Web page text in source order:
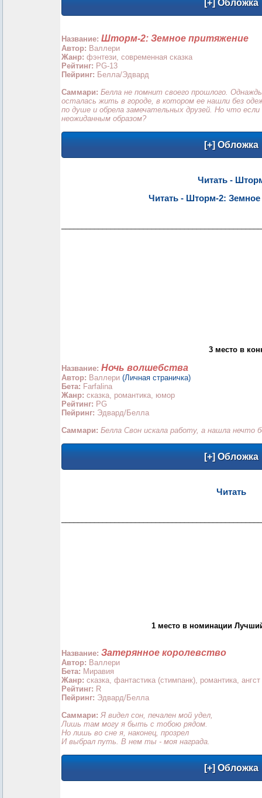
Название: Шторм-2: Земное притяжение
Автор: Валлери
Жанр: фэнтези, современная сказка
Рейтинг: PG-13
Пейринг: Белла/Эдвард
Саммари: Белла не помнит своего прошлого.
осталась жить в городе, в котором ее нашли без
по душе и обрела замечательных друзей. Но что
неожиданным образом?
Читать -
Читать - Шторм-2: Земное
3 место в
Название: Ночь волшебства
Автор: Валлери (Личная страничка)
Бета: Farfalina
Жанр: сказка, романтика, юмор
Рейтинг: PG
Пейринг: Эдвард/Белла
Саммари: Белла Свон искала работу, а нашла нечто
Читать
1 место в номинации
Название: Затерянное королевство
Автор: Валлери
Бета: Миравия
Жанр: сказка, фантастика (стимпанк), романтика, ангст
Рейтинг: R
Пейринг: Эдвард/Белла
Саммари: Я видел сон, печален мой удел,
Лишь там могу я быть с тобою рядом.
Но лишь во сне я, наконец, прозрел
И выбрал путь. В нем ты - моя награда.